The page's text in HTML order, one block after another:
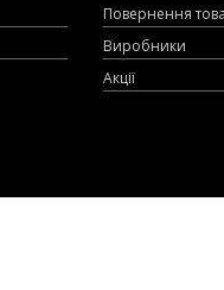
Повернення
Виробники
Акції